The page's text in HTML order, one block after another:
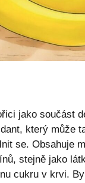
jako součást
který může
se. Obsahuje
stejně jako
cukru v krvi.